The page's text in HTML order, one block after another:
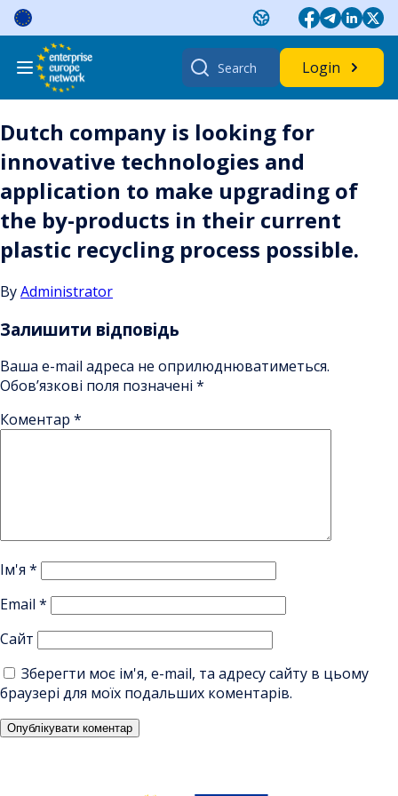
Skip
content
Search
for:
Login
Dutch company is looking for
innovative technologies and
application to make upgrading of
the by-products in their current
plastic recycling process possible.
ByAdministrator
Залишити відповідь
Ваша e-mail адреса не оприлюднюватиметься.
Обов’язкові поля позначені *
Коментар *
Ім'я *
Email *
Сайт
Зберегти моє ім'я, e-mail, та адресу сайту в цьому
браузері для моїх подальших коментарів.